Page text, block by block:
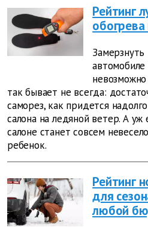
Рейтинг
так бывает не всегда:
саморез, как придется
салона на ледяной ветер. А
салоне станет совсем
ребенок.
Рейтинг
для
любой